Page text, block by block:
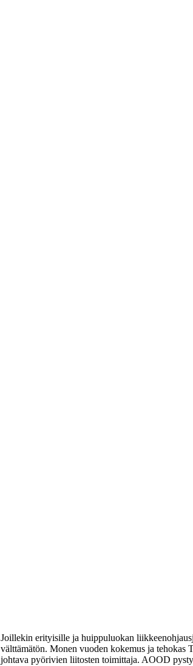
Joillekin erityisille ja huippuluokan
välttämätön. Monen vuoden kokemus ja
johtava pyörivien liitosten toimittaja. AOOD